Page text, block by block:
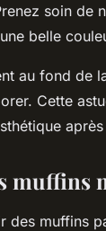
soin de
belle
au fond de
Cette
muffins
des muffins